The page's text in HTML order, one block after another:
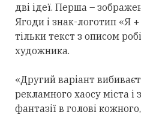
дві ідеї. Перша –
Ягоди і знак-логотип «Я
тільки текст з описом
художника.
«Другий варіант
рекламного хаосу міста і
фантазії в голові